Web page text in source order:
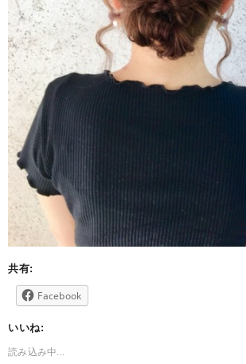
共有:
Facebook
いいね:
読み込み中...